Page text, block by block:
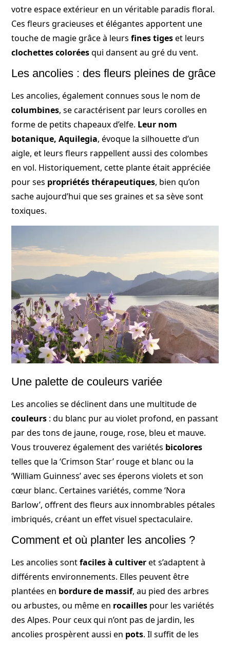
votre espace extérieur en un véritable paradis floral.
Ces fleurs gracieuses et élégantes apportent une
touche de magie grâce à leursfines tigeset leurs
clochettes coloréesqui dansent au gré du vent.
Les ancolies : des fleurs pleines de grâce
Les ancolies, également connues sous le nom de
columbines, se caractérisent par leurs corolles en
forme de petits chapeaux d’elfe. Leur nom
botanique, Aquilegia, évoque la silhouette d’un
aigle, et leurs fleurs rappellent aussi des colombes
en vol. Historiquement, cette plante était appréciée
pour ses propriétés thérapeutiques, bien qu’on
sache aujourd’hui que ses graines et sa sève sont
toxiques.
Une palette de couleurs variée
Les ancolies se déclinent dans une multitude de
couleurs : du blanc pur au violet profond, en passant
par des tons de jaune, rouge, rose, bleu et mauve.
Vous trouverez également des variétés bicolores
telles que la ‘Crimson Star’ rouge et blanc ou la
‘William Guinness’ avec ses éperons violets et son
cœur blanc. Certaines variétés, comme ‘Nora
Barlow’, offrent des fleurs aux innombrables pétales
imbriqués, créant un effet visuel spectaculaire.
Comment et où planter les ancolies ?
Les ancolies sontfaciles à cultiveret s’adaptent à
différents environnements. Elles peuvent être
plantées en bordure de massif, au pied des arbres
ou arbustes, ou même en rocailles pour les variétés
des Alpes. Pour ceux qui n’ont pas de jardin, les
ancolies prospèrent aussi en pots. Il suffit de les